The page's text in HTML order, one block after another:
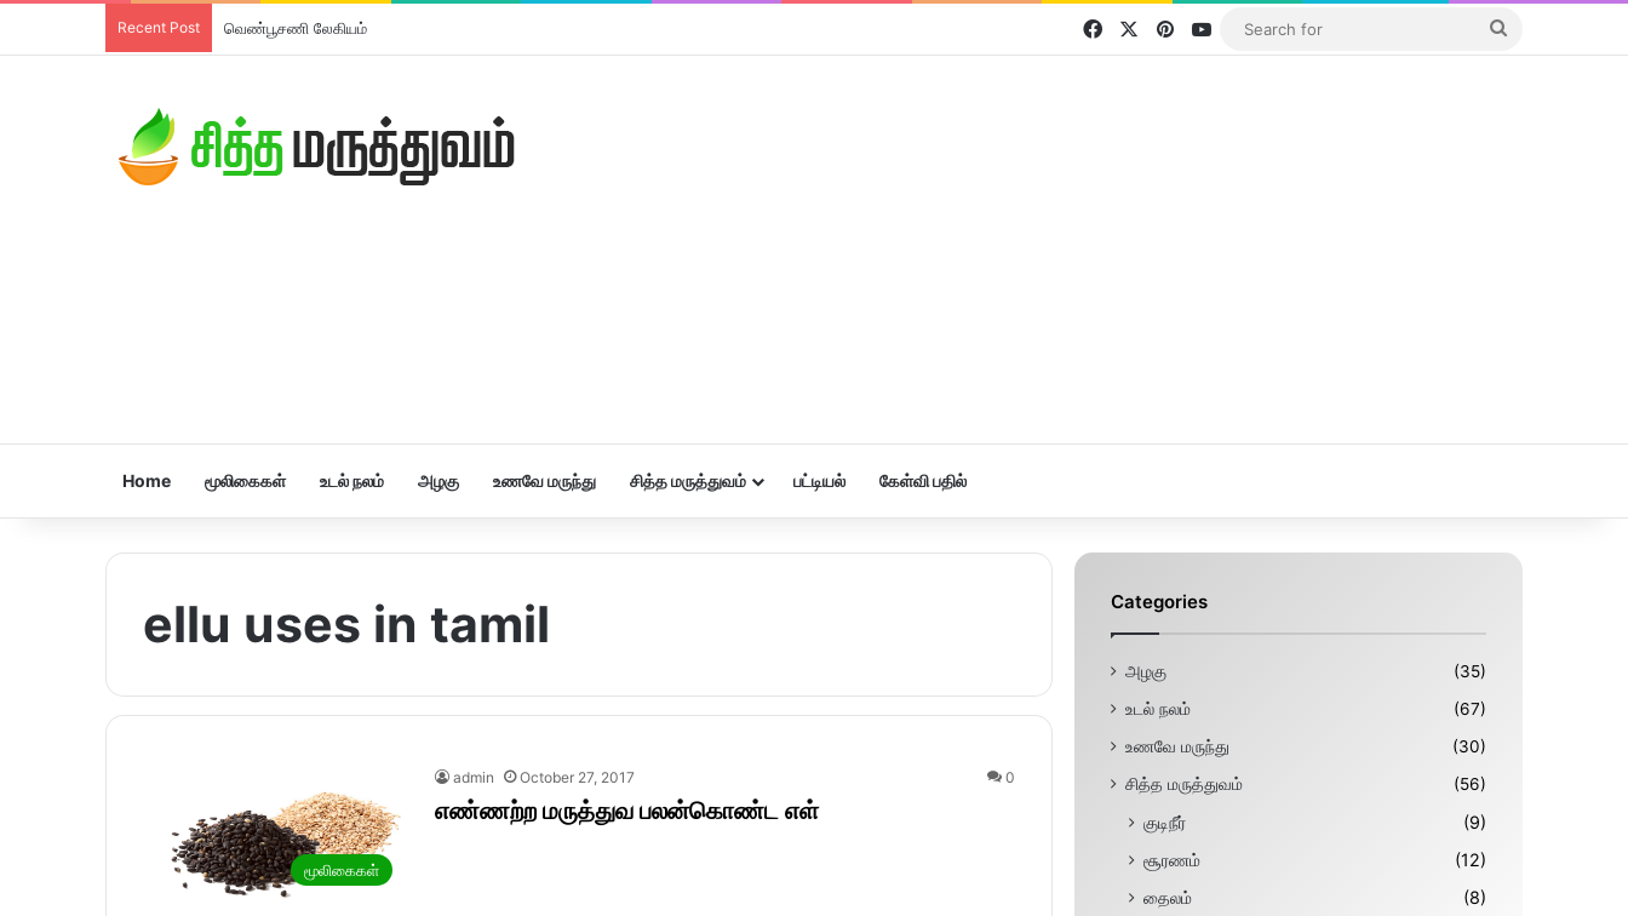
Recent Post வெண்பூசணி லேகியம் FacebookPinterestYouTube
Home மூலிகைகள் உடல் நலம் அழகு உணவே மருந்து சித்த மருத்துவம் பட்டியல் கேள்வி பதில்
ellu uses in tamil
மூலிகைகள்
admin October 27, 2017 0
எண்ணற்ற மருத்துவ பலன்கொண்ட எள்
Categories
அழகு
(35)
உடல் நலம்
(67)
உணவே மருந்து
(30)
சித்த மருத்துவம்
(56)
குடிநீர்
(9)
சூரணம்
(12)
தைலம்
(8)